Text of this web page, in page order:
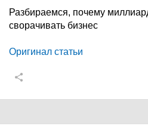
Разбираемся, почему
сворачивать бизнес
Оригинал статьи